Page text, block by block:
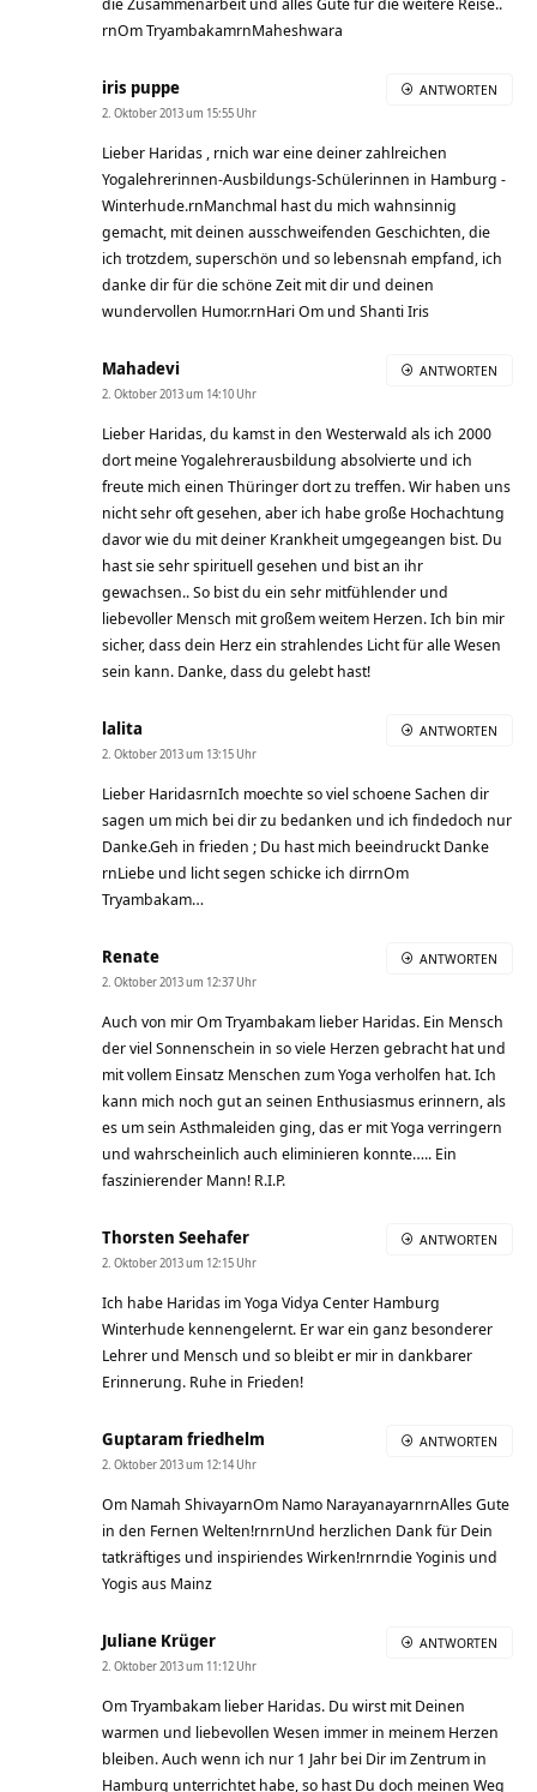
rnOm TryambakamrnMaheshwara
iris puppe
2. Oktober 2013 um 15:55 Uhr
Lieber Haridas , rnich war eine deiner zahlreichen
Yogalehrerinnen-Ausbildungs-Schülerinnen in Hamburg -
Winterhude.rnManchmal hast du mich wahnsinnig
gemacht, mit deinen ausschweifenden Geschichten, die
ich trotzdem, superschön und so lebensnah empfand, ich
danke dir für die schöne Zeit mit dir und deinen
wundervollen Humor.rnHari Om und Shanti Iris
ANTWORTEN
Mahadevi
2. Oktober 2013 um 14:10 Uhr
Lieber Haridas, du kamst in den Westerwald als ich 2000
dort meine Yogalehrerausbildung absolvierte und ich
freute mich einen Thüringer dort zu treffen. Wir haben uns
nicht sehr oft gesehen, aber ich habe große Hochachtung
davor wie du mit deiner Krankheit umgegeangen bist. Du
hast sie sehr spirituell gesehen und bist an ihr
gewachsen.. So bist du ein sehr mitfühlender und
liebevoller Mensch mit großem weitem Herzen. Ich bin mir
sicher, dass dein Herz ein strahlendes Licht für alle Wesen
sein kann. Danke, dass du gelebt hast!
ANTWORTEN
lalita
2. Oktober 2013 um 13:15 Uhr
Lieber HaridasrnIch moechte so viel schoene Sachen dir
sagen um mich bei dir zu bedanken und ich findedoch nur
Danke.Geh in frieden ; Du hast mich beeindruckt Danke
rnLiebe und licht segen schicke ich dirrnOm
Tryambakam…
ANTWORTEN
Renate
2. Oktober 2013 um 12:37 Uhr
Auch von mir Om Tryambakam lieber Haridas. Ein Mensch
der viel Sonnenschein in so viele Herzen gebracht hat und
mit vollem Einsatz Menschen zum Yoga verholfen hat. Ich
kann mich noch gut an seinen Enthusiasmus erinnern, als
es um sein Asthmaleiden ging, das er mit Yoga verringern
und wahrscheinlich auch eliminieren konnte….. Ein
faszinierender Mann! R.I.P.
ANTWORTEN
Thorsten Seehafer
2. Oktober 2013 um 12:15 Uhr
Ich habe Haridas im Yoga Vidya Center Hamburg
Winterhude kennengelernt. Er war ein ganz besonderer
Lehrer und Mensch und so bleibt er mir in dankbarer
Erinnerung. Ruhe in Frieden!
ANTWORTEN
Guptaram friedhelm
2. Oktober 2013 um 12:14 Uhr
Om Namah ShivayarnOm Namo NarayanayarnrnAlles Gute
in den Fernen Welten!rnrnUnd herzlichen Dank für Dein
tatkräftiges und inspiriendes Wirken!rnrndie Yoginis und
Yogis aus Mainz
ANTWORTEN
Juliane Krüger
2. Oktober 2013 um 11:12 Uhr
Om Tryambakam lieber Haridas. Du wirst mit Deinen
warmen und liebevollen Wesen immer in meinem Herzen
bleiben. Auch wenn ich nur 1 Jahr bei Dir im Zentrum in
Hamburg unterrichtet habe, so hast Du doch meinen Weg
ANTWORTEN